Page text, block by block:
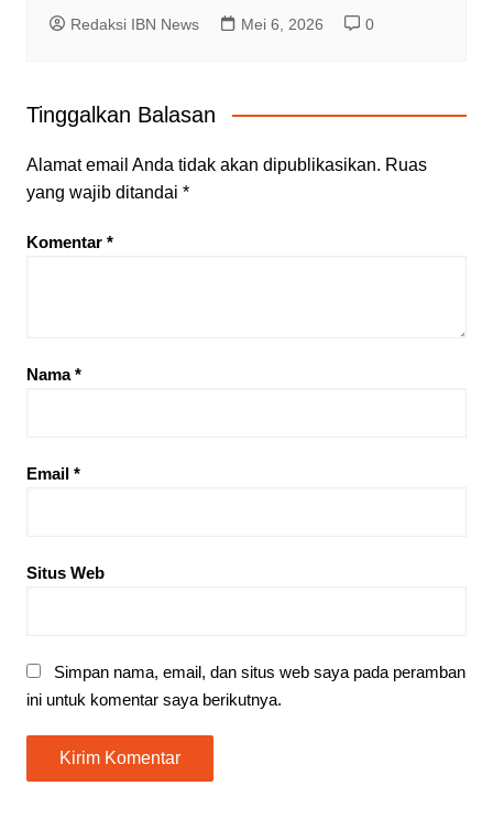
Redaksi IBN News Mei 6, 2026 0
Tinggalkan Balasan
Alamat email Anda tidak akan dipublikasikan. Ruas
yang wajib ditandai *
Komentar *
Nama*
Email *
Situs Web
Simpan nama, email, dan situs web saya pada peramban
ini untuk komentar saya berikutnya.